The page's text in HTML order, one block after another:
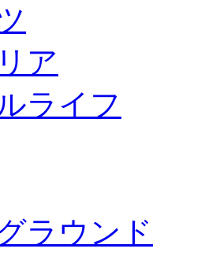
ア
ライフ
ラウンド